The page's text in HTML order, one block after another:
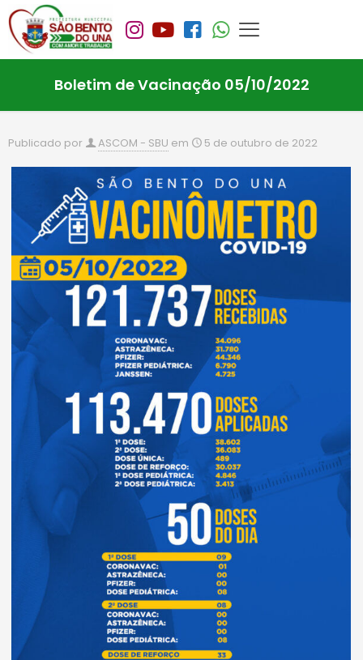
Boletim de Vacinação 05/10/2022
Publicado por ASCOM - SBU em 5 de outubro de 2022